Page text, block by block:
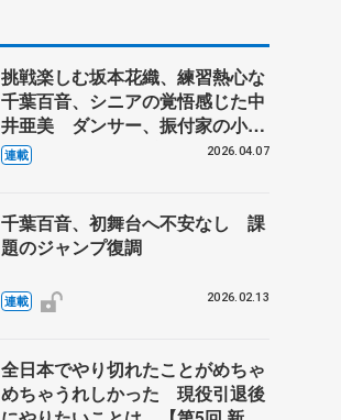
挑戦楽しむ坂本花織、練習熱心な
千葉百音、シニアの覚悟感じた中
井亜美 ダンサー、振付家の小㞍
健太さんが見た選手の姿 【中】
連載 2026.04.07
千葉百音、初舞台へ不安なし 課
題のジャンプ復調
連載 2026.02.13
全日本でやり切れたことがめちゃ
めちゃうれしかった 現役引退後